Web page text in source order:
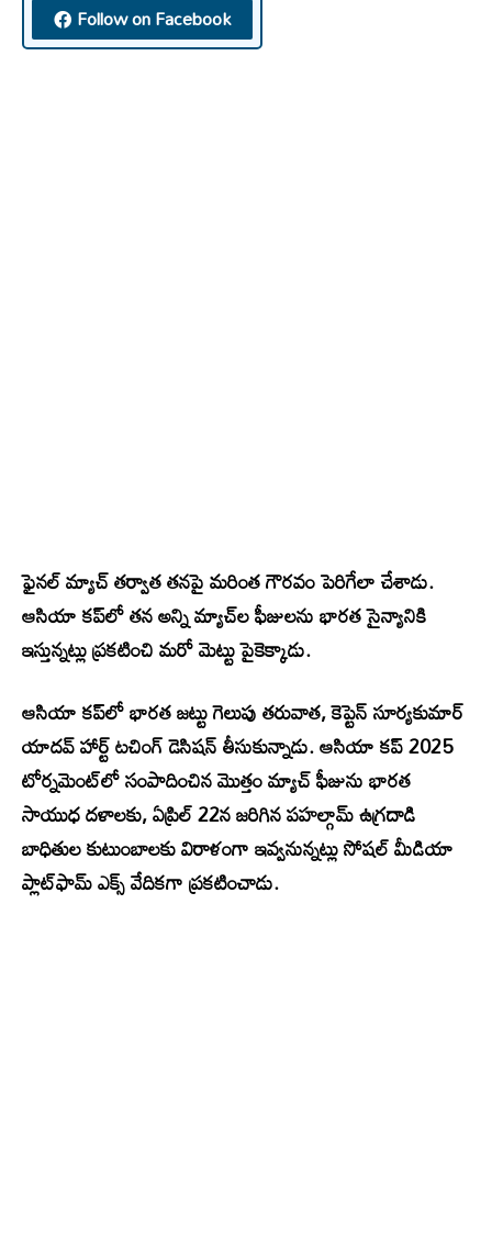
Follow on Facebook
ఫైనల్ మ్యాచ్ తర్వాత తనపై మరింత గౌరవం పెరిగేలా చేశాడు.
ఆసియా కప్‌లో తన అన్ని మ్యాచ్‌ల ఫీజులను భారత సైన్యానికి
ఇస్తున్నట్లు ప్రకటించి మరో మెట్టు పైకెక్కాడు.
ఆసియా కప్‌లో భారత జట్టు గెలుపు తరువాత, కెప్టెన్ సూర్యకుమార్
యాదవ్ హార్ట్ టచింగ్ డెసిషన్ తీసుకున్నాడు. ఆసియా కప్ 2025
టోర్నమెంట్‌లో సంపాదించిన మొత్తం మ్యాచ్ ఫీజును భారత
సాయుధ దళాలకు, ఏప్రిల్ 22న జరిగిన పహల్గామ్ ఉగ్రదాడి
బాధితుల కుటుంబాలకు విరాళంగా ఇవ్వనున్నట్లు సోషల్ మీడియా
ప్లాట్‌ఫామ్ ఎక్స్ వేదికగా ప్రకటించాడు.